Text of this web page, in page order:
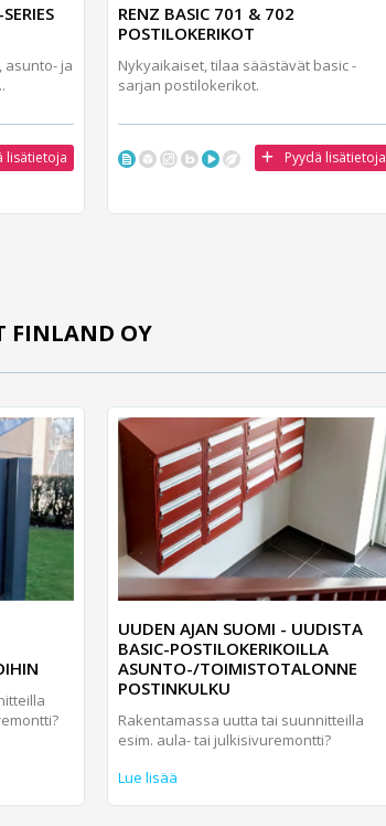
asunto- ja
lisätietoja
RENZ BASIC 701 & 702
POSTILOKERIKOT
Nykyaikaiset, tilaa säästävät basic -
sarjan postilokerikot.
Pyydä lisätietoja
FINLAND OY
UUDEN AJAN SUOMI - UUDISTA
BASIC-POSTILOKERIKOILLA
ASUNTO-/TOIMISTOTALONNE
POSTINKULKU
Rakentamassa uutta tai suunnitteilla
esim. aula- tai julkisivuremontti?
Lue lisää